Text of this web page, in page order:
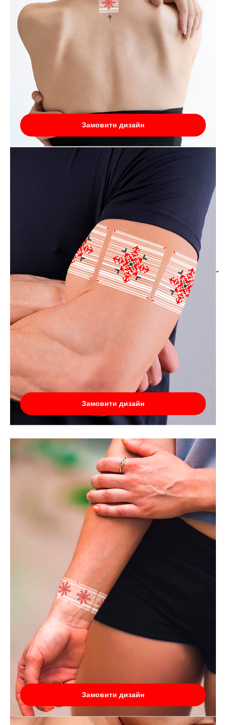
Замовити дизайн
Замовити дизайн
Замовити дизайн